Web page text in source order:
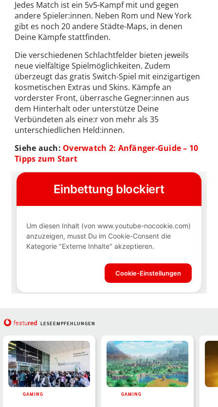
Jedes Match ist ein 5v5-Kampf mit und gegen
andere Spieler:innen. Neben Rom und New York
gibt es noch 20 andere Städte-Maps, in denen
Deine Kämpfe stattfinden.
Die verschiedenen Schlachtfelder bieten jeweils
neue vielfältige Spielmöglichkeiten. Zudem
überzeugt das gratis Switch-Spiel mit einzigartigen
kosmetischen Extras und Skins. Kämpfe an
vorderster Front, überrasche Gegner:innen aus
dem Hinterhalt oder unterstütze Deine
Verbündeten als eine:r von mehr als 35
unterschiedlichen Held:innen.
Siehe auch: Overwatch 2: Anfänger-Guide – 10
Tipps zum Start
featured LESEEMPFEHLUNGEN
GAMING GAMING